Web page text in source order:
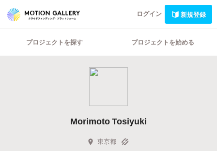
ログイン 新規登録
プロジェクトを探す プロジェクトを始める
Morimoto Tosiyuki
東京都